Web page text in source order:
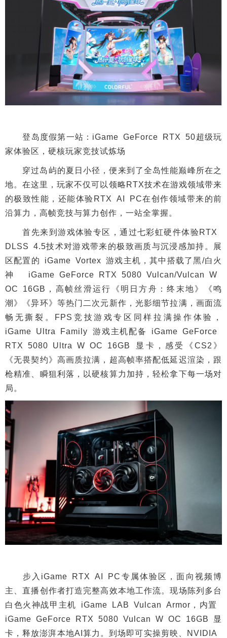
登岛度假第一站：iGame GeForce RTX 50超级玩
家体验区，硬核玩家竞技试炼场
穿过岛屿的夏日小径，便来到了全岛性能巅峰所在之
地。在这里，玩家不仅可以领略RTX技术在游戏领域带来
的极致性能，还能体验RTX AI PC在创作领域带来的前
沿算力，高帧竞技与算力创作，一站全掌握。
首先来到游戏体验专区，通过七彩虹硬件体验RTX
DLSS 4.5技术对游戏带来的极致画质与沉浸感加持。展
区配置的 iGame Vortex 游戏主机，其中搭载了黑/白火
神 iGame GeForce RTX 5080 Vulcan/Vulcan W
OC 16GB，高帧丝滑运行《明日方舟：终末地》《鸣
潮》《异环》等热门二次元新作，光影细节拉满，画面流
畅无撕裂。FPS竞技游戏专区同样拉满操作体验，
iGame Ultra Family 游戏主机配备 iGame GeForce
RTX 5080 Ultra W OC 16GB 显卡，感受《CS2》
《无畏契约》高画质拉满，超高帧率搭配低延迟渲染，跟
枪精准、瞬狙利落，以硬核算力加持，轻松拿下每一场对
局。
步入iGame RTX AI PC专属体验区，面向视频博
主、直播创作者打造完整高效本地工作流。现场陈列多台
白色火神战甲主机 iGame LAB Vulcan Armor，内置
iGame GeForce RTX 5080 Vulcan W OC 16GB 显
卡，释放澎湃本地AI算力。到场即可实操剪映、NVIDIA